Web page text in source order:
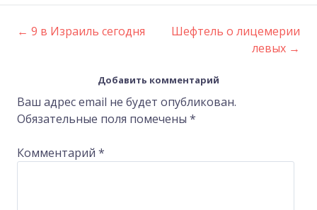
Post
navigation
← 9 в Израиль сегодня
Шефтель о лицемерии
левых →
Добавить комментарий
Ваш адрес email не будет опубликован.
Обязательные поля помечены *
Комментарий *